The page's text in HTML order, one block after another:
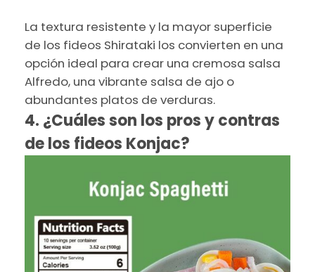
La textura resistente y la mayor superficie
de los fideos Shirataki los convierten en una
opción ideal para crear una cremosa salsa
Alfredo, una vibrante salsa de ajo o
abundantes platos de verduras.
4. ¿Cuáles son los pros y contras
de los fideos Konjac?